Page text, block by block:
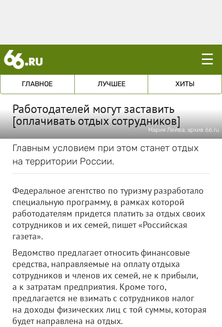
☰
ГЛАВНОЕ ЛУЧШЕЕ ХИТЫ
Работодателей могут заставить
[оплачивать отдых сотрудников]
Мария Лейва; архив 66.ru
Главным условием при этом станет отдых
на территории России.
Федеральное агентство по туризму разработало
специальную программу, в рамках которой
работодателям придется платить за отдых своих
сотрудников и их семей, пишет «Российская
газета».
Ведомство предлагает относить финансовые
средства, направляемые на оплату отдыха
сотрудников и членов их семей, не к прибыли,
а к затратам предприятия. Кроме того,
предлагается не взимать с сотрудников налог
на доходы физических лиц с той суммы, которая
будет направлена на отдых.